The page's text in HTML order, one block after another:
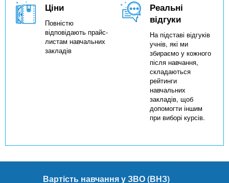
Ціни
Повністю
відповідають прайс-
листам навчальних
закладів
Реальні
відгуки
На підставі відгуків
учнів, які ми
збираємо у кожного
після навчання,
складаються
рейтинги
навчальних
закладів, щоб
допомогти іншим
при виборі курсів.
Вартість навчання у ЗВО (ВНЗ)